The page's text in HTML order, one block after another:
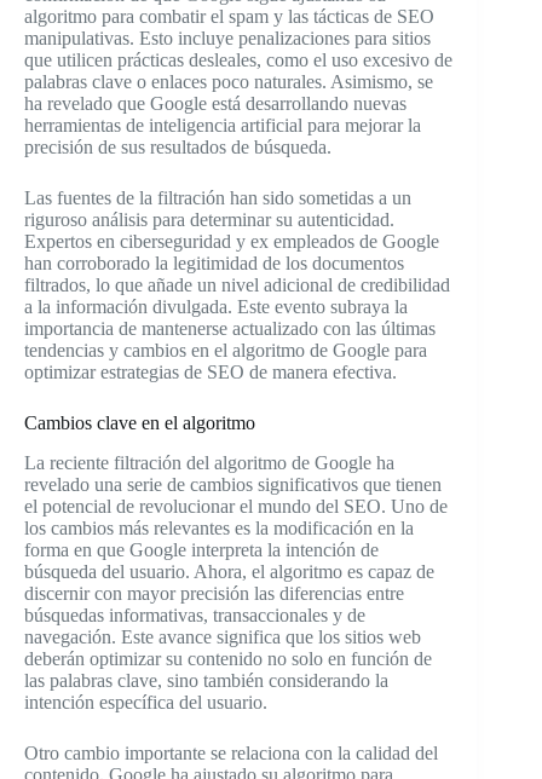
algoritmo para combatir el spam y las tácticas de SEO
manipulativas. Esto incluye penalizaciones para sitios
que utilicen prácticas desleales, como el uso excesivo de
palabras clave o enlaces poco naturales. Asimismo, se
ha revelado que Google está desarrollando nuevas
herramientas de inteligencia artificial para mejorar la
precisión de sus resultados de búsqueda.
Las fuentes de la filtración han sido sometidas a un
riguroso análisis para determinar su autenticidad.
Expertos en ciberseguridad y ex empleados de Google
han corroborado la legitimidad de los documentos
filtrados, lo que añade un nivel adicional de credibilidad
a la información divulgada. Este evento subraya la
importancia de mantenerse actualizado con las últimas
tendencias y cambios en el algoritmo de Google para
optimizar estrategias de SEO de manera efectiva.
Cambios clave en el algoritmo
La reciente filtración del algoritmo de Google ha
revelado una serie de cambios significativos que tienen
el potencial de revolucionar el mundo del SEO. Uno de
los cambios más relevantes es la modificación en la
forma en que Google interpreta la intención de
búsqueda del usuario. Ahora, el algoritmo es capaz de
discernir con mayor precisión las diferencias entre
búsquedas informativas, transaccionales y de
navegación. Este avance significa que los sitios web
deberán optimizar su contenido no solo en función de
las palabras clave, sino también considerando la
intención específica del usuario.
Otro cambio importante se relaciona con la calidad del
contenido. Google ha ajustado su algoritmo para